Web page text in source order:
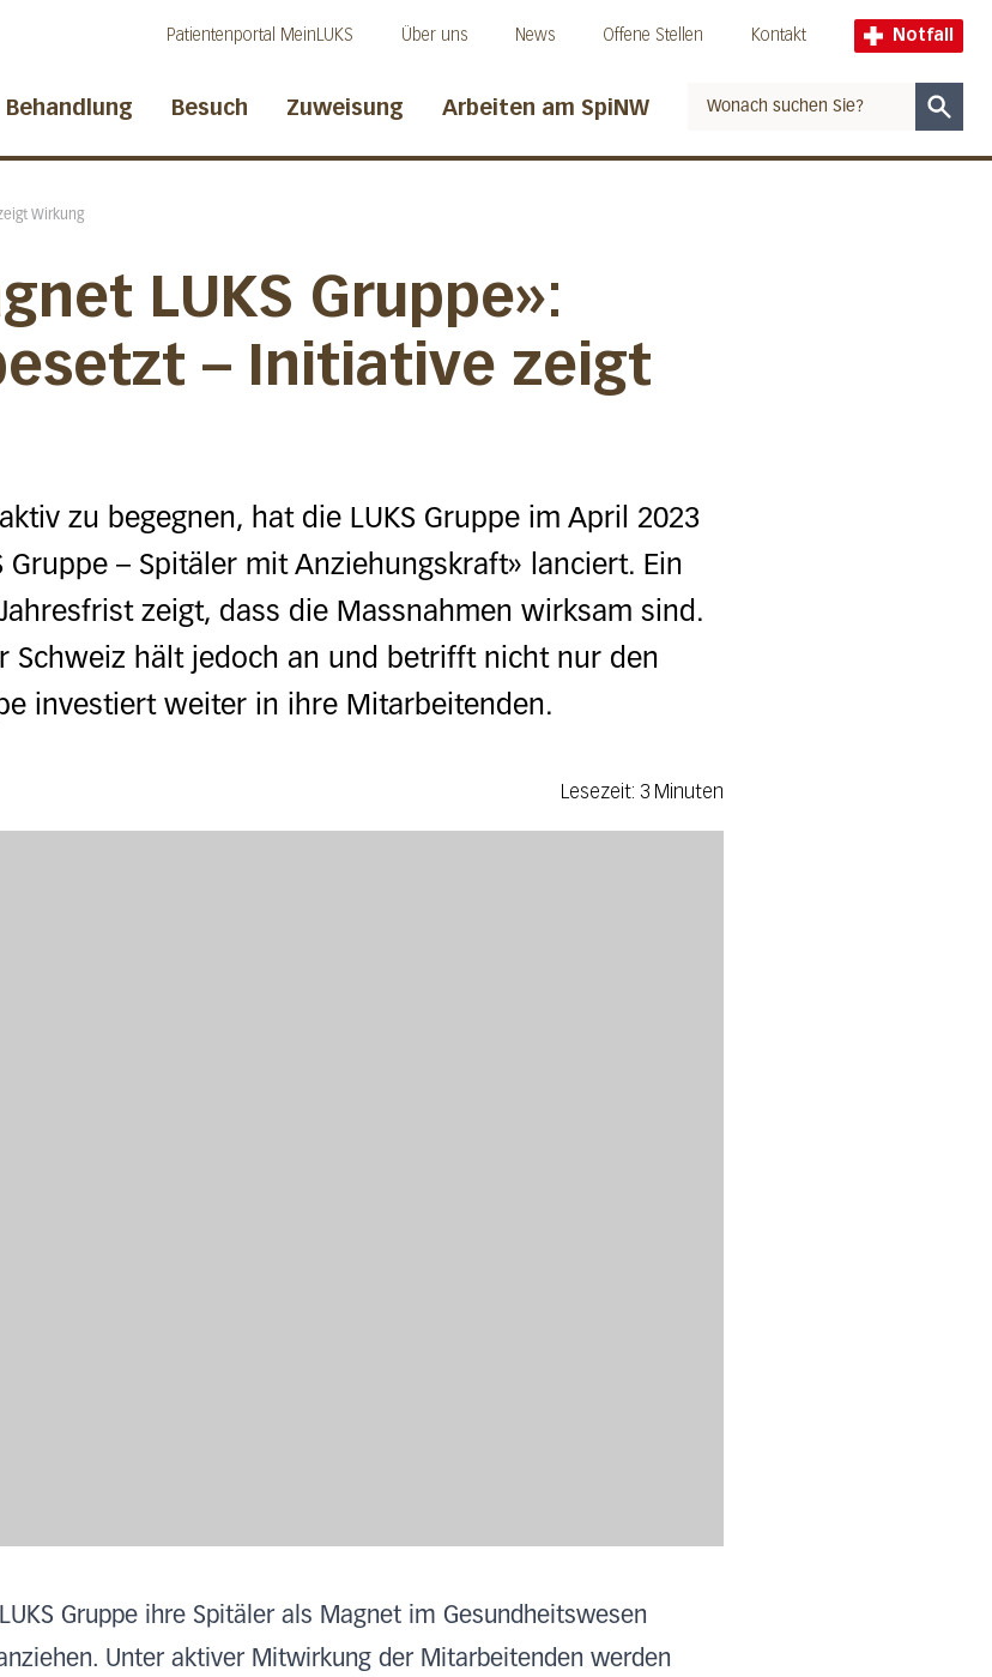
Patientenportal MeinLUKS Über uns News Offene Stellen Kontakt Notfall
Behandlung Besuch Zuweisung Arbeiten am SpiNW
Wirkung
LUKS Gruppe»:
– Initiative zeigt
zu begegnen, hat die LUKS Gruppe im April 2023
Gruppe – Spitäler mit Anziehungskraft» lanciert. Ein
zeigt, dass die Massnahmen wirksam sind.
Schweiz hält jedoch an und betrifft nicht nur den
investiert weiter in ihre Mitarbeitenden.
Lesezeit: 3 Minuten
Gruppe ihre Spitäler als Magnet im Gesundheitswesen
Unter aktiver Mitwirkung der Mitarbeitenden werden